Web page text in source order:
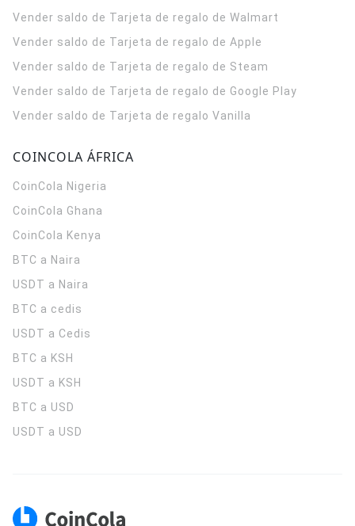
Vender saldo de Tarjeta de regalo de Walmart
Vender saldo de Tarjeta de regalo de Apple
Vender saldo de Tarjeta de regalo de Steam
Vender saldo de Tarjeta de regalo de Google Play
Vender saldo de Tarjeta de regalo Vanilla
COINCOLA ÁFRICA
CoinCola Nigeria
CoinCola Ghana
CoinCola Kenya
BTC a Naira
USDT a Naira
BTC a cedis
USDT a Cedis
BTC a KSH
USDT a KSH
BTC a USD
USDT a USD